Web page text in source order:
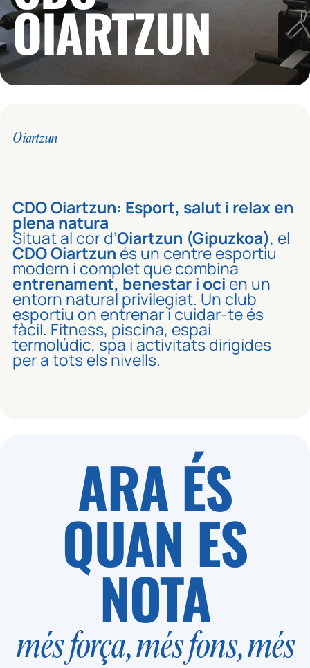
OIARTZUN
Oiartzun
CDO Oiartzun: Esport, salut i relax en
plena natura
Situat al cor d’Oiartzun (Gipuzkoa), el
CDO Oiartzun és un centre esportiu
modern i complet que combina
entrenament, benestar i oci en un
entorn natural privilegiat. Un club
esportiu on entrenar i cuidar-te és
fàcil. Fitness, piscina, espai
termolúdic, spa i activitats dirigides
per a tots els nivells.
ARA ÉS
QUAN ES
NOTA
més força, més fons, més